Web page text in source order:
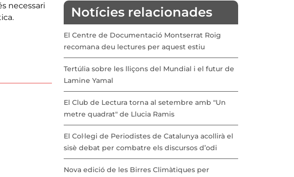
necessari
Notícies relacionades
El Centre de Documentació Montserrat Roig
recomana deu lectures per aquest estiu
Tertúlia sobre les lliçons del Mundial i el futur de
Lamine Yamal
El Club de Lectura torna al setembre amb "Un
metre quadrat" de Llucia Ramis
El Col·legi de Periodistes de Catalunya acollirà el
sisè debat per combatre els discursos d’odi
Nova edició de les Birres Climàtiques per